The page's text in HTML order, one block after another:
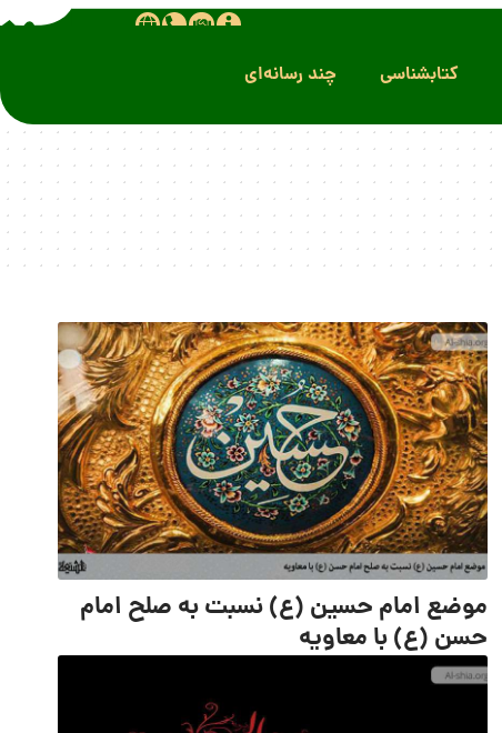
کتابشناسی چند رسانه‌ای
موضع امام حسین (ع) نسبت به صلح امام
حسن (ع) با معاویه